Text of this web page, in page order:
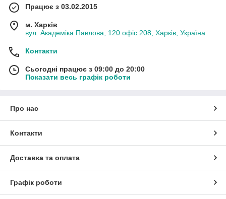
Працює з 03.02.2015
м. Харків
вул. Академіка Павлова, 120 офіс 208, Харків, Україна
Контакти
Сьогодні працює з 09:00 до 20:00
Показати весь графік роботи
Про нас
Контакти
Доставка та оплата
Графік роботи